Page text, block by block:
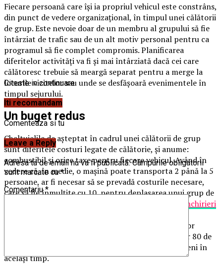
Fiecare persoană care își ia propriul vehicul este constrâns,
din punct de vedere organizațional, în timpul unei călătorii
de grup. Este nevoie doar de un membru al grupului să fie
întârziat de trafic sau de un alt motiv personal pentru ca
programul să fie complet compromis. Planificarea
diferitelor activități va fi și mai întârziată dacă cei care
călătoresc trebuie să meargă separat pentru a merge la
locurile vizitelor sau unde se desfășoară evenimentele în
timpul sejurului.
Un buget redus
Cheltuielile de așteptat în cadrul unei călătorii de grup
sunt diferitele costuri legate de călătorie, și anume:
combustibil și orice taxe pentru fiecare vehicul. Având în
vedere că, în medie, o mașină poate transporta 2 până la 5
persoane, ar fi necesar să se prevadă costurile necesare,
care să fie înmulțite cu 10, pentru deplasarea unui grup de
Alegerea serviciului de închirieri
cheltuielile. Și mai economic, majoritatea furnizorilor
sugerează microbuze și autocare cu 30, 50 sau chiar 80 de
locuri, pentru a transporta un număr mare de oameni în
același timp.
Citeste in continuare
Iti recomandam
Comenteaza si tu
Leave a Reply
Adresa ta de email nu va fi publicată. Câmpurile obligatorii
sunt marcate cu*
Comentariu*